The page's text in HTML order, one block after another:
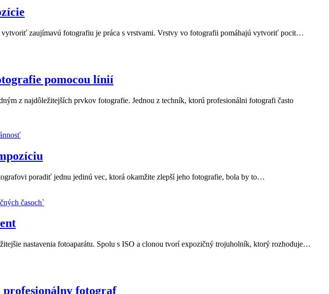
zaujímavú fotografiu je práca s vrstvami. Vrstvy vo fotografii pomáhajú vytvoriť pocit…
pomocou línií
z najdôležitejších prvkov fotografie. Jednou z techník, ktorú profesionálni fotografi často
poradiť jednu jedinú vec, ktorá okamžite zlepší jeho fotografie, bola by to…
nastavenia fotoaparátu. Spolu s ISO a clonou tvorí expozičný trojuholník, ktorý rozhoduje…
fotograf